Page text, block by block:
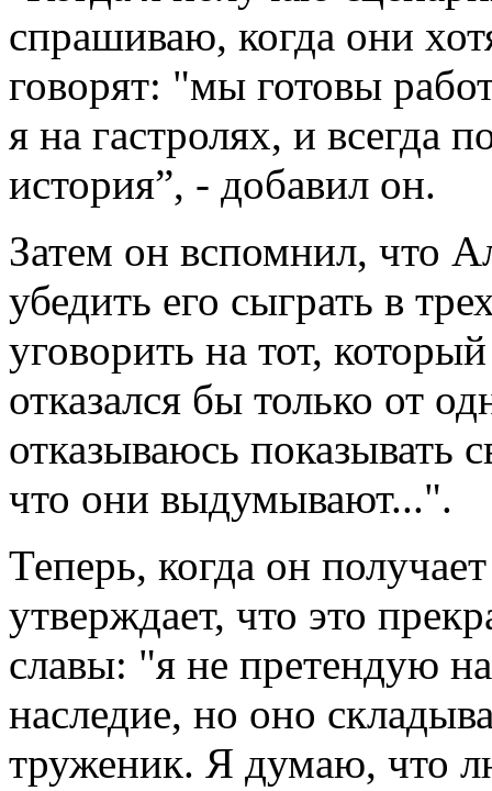
спрашиваю, когда они
говорят: "мы готовы
я на гастролях, и всегда
история”, - добавил он.
Затем он вспомнил, что
убедить его сыграть в
уговорить на тот,
отказался бы только от
отказываюсь показывать
что они выдумывают...".
Теперь, когда он
утверждает, что это
славы: "я не претендую
наследие, но оно
труженик. Я думаю, что